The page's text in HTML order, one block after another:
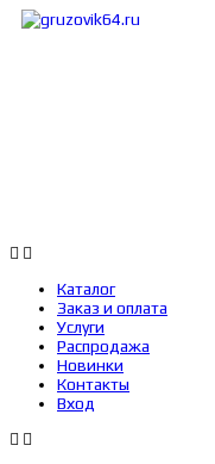
Каталог
Заказ и оплата
Услуги
Распродажа
Новинки
Контакты
Вход